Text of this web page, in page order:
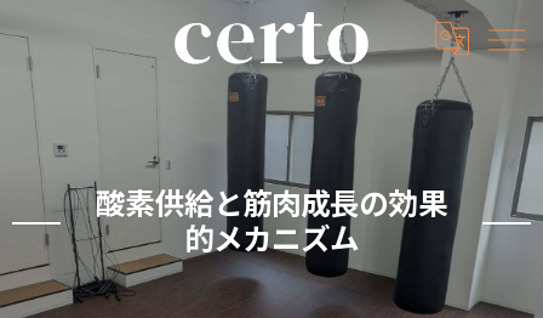
酸素供給と筋肉成長の効果
的メカニズム